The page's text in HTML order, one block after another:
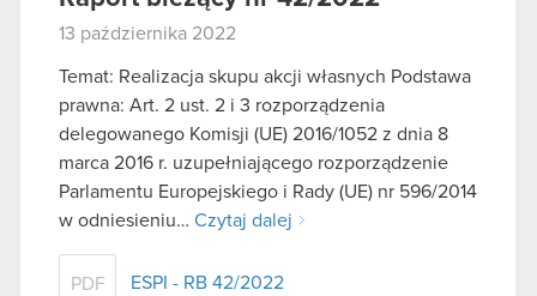
13 października 2022
Temat: Realizacja skupu akcji własnych Podstawa
prawna: Art. 2 ust. 2 i 3 rozporządzenia
delegowanego Komisji (UE) 2016/1052 z dnia 8
marca 2016 r. uzupełniającego rozporządzenie
Parlamentu Europejskiego i Rady (UE) nr 596/2014
w odniesieniu… Czytaj dalej
PDF ESPI - RB 42/2022